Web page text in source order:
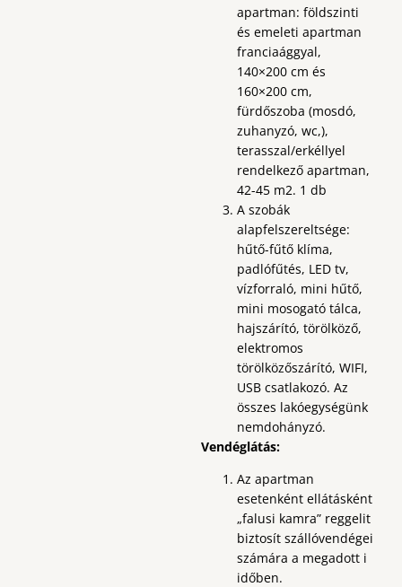
apartman: földszinti
és emeleti apartman
franciaággyal,
140×200 cm és
160×200 cm,
fürdőszoba (mosdó,
zuhanyzó, wc,),
terasszal/erkéllyel
rendelkező apartman,
42-45 m2. 1 db
A szobák
alapfelszereltsége:
hűtő-fűtő klíma,
padlófűtés, LED tv,
vízforraló, mini hűtő,
mini mosogató tálca,
hajszárító, törölköző,
elektromos
törölközőszárító, WIFI,
USB csatlakozó. Az
összes lakóegységünk
nemdohányzó.
Vendéglátás:
Az apartman
esetenként ellátásként
„falusi kamra” reggelit
biztosít szállóvendégei
számára a megadott i
időben.